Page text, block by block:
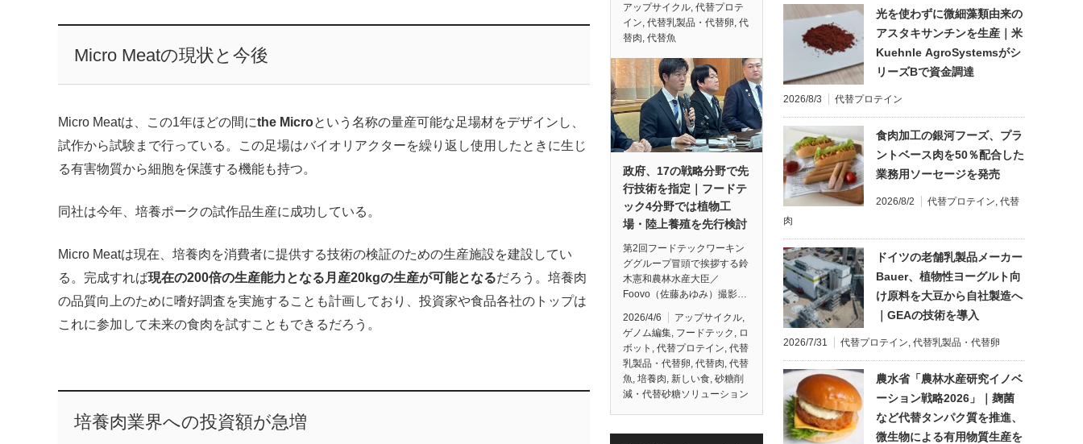
Micro Meatの現状と今後
Micro Meatは、この1年ほどの間にthe Microという名称の量産可能な足場材をデザインし、
試作から試験まで行っている。この足場はバイオリアクターを繰り返し使用したときに生じ
る有害物質から細胞を保護する機能も持つ。
同社は今年、培養ポークの試作品生産に成功している。
Micro Meatは現在、培養肉を消費者に提供する技術の検証のための生産施設を建設してい
る。完成すれば現在の200倍の生産能力となる月産20kgの生産が可能となるだろう。培養肉
の品質向上のために嗜好調査を実施することも計画しており、投資家や食品各社のトップは
これに参加して未来の食肉を試すこともできるだろう。
培養肉業界への投資額が急増
アップサイクル 代替プロテ
イン 代替乳製品・代替卵 代
替肉 代替魚
政府、17の戦略分野で先
行技術を指定｜フードテ
ック4分野では植物工
場・陸上養殖を先行検討
第2回フードテックワーキン
ググループ冒頭で挨拶する鈴
木憲和農林水産大臣／
Foovo（佐藤あゆみ）撮影…
2026/4/6 アップサイクル,
ゲノム編集, フードテック , ロ
ボット , 代替プロテイン, 代替
乳製品・代替卵, 代替肉, 代替
魚, 培養肉, 新しい食, 砂糖削
減・代替砂糖ソリューション
光を使わずに微細藻類由来の
アスタキサンチンを生産｜米
Kuehnle AgroSystemsがシ
リーズBで資金調達
2026/8/3 代替プロテイン
食肉加工の銀河フーズ、プラ
ントベース肉を50％配合した
業務用ソーセージを発売
2026/8/2 代替プロテイン 代替
肉
ドイツの老舗乳製品メーカー
Bauer、植物性ヨーグルト向
け原料を大豆から自社製造へ
｜GEAの技術を導入
2026/7/31 代替プロテイン 代替乳製品・代替卵
農水省「農林水産研究イノベ
ーション戦略2026」｜麹菌
など代替タンパク質を推進、
微生物による有用物質生産を